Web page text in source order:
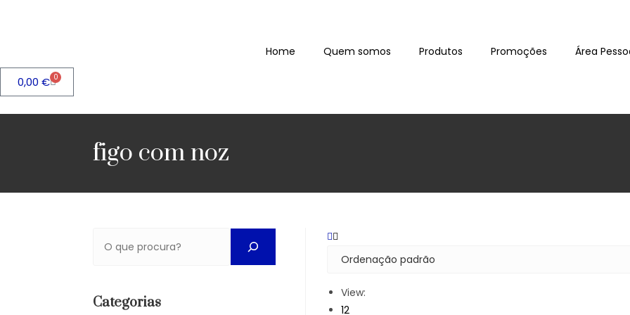
Home Quem somos Produtos Promoções Área
0,00 € 0
figo com noz
View:
12
Categorias